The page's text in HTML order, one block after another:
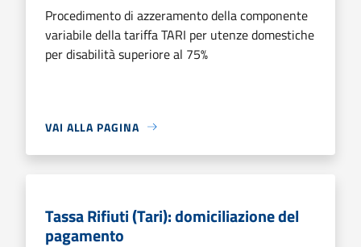
Procedimento di azzeramento della componente
variabile della tariffa TARI per utenze domestiche
per disabilità superiore al 75%
VAI ALLA PAGINA
Tassa Rifiuti (Tari): domiciliazione del
pagamento